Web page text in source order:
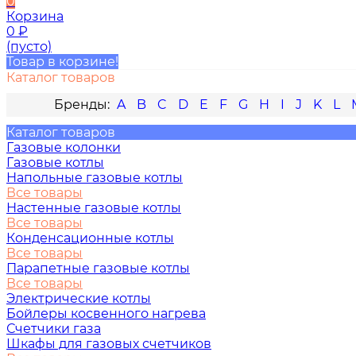
Корзина
0 ₽
(пусто)
Товар в корзине!
Каталог товаров
A
B C D E F G H I J K L
Каталог товаров
Газовые колонки
Газовые котлы
Напольные газовые котлы
Все товары
Настенные газовые котлы
Все товары
Конденсационные котлы
Все товары
Парапетные газовые котлы
Все товары
Электрические котлы
Бойлеры косвенного нагрева
Счетчики газа
Шкафы для газовых счетчиков